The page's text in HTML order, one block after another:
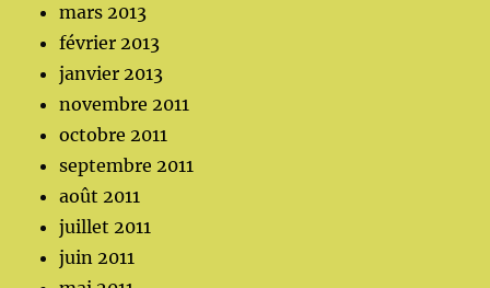
mars 2013
février 2013
janvier 2013
novembre 2011
octobre 2011
septembre 2011
août 2011
juillet 2011
juin 2011